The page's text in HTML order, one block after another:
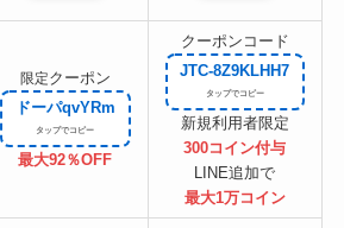
限定クーポン
ドーパqvYRm
最大92％OFF
クーポンコード
JTC-8Z9KLHH7
新規利用者限定
300コイン付与
LINE追加で
最大1万コイン